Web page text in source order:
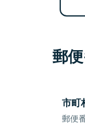
郵
市町
郵便